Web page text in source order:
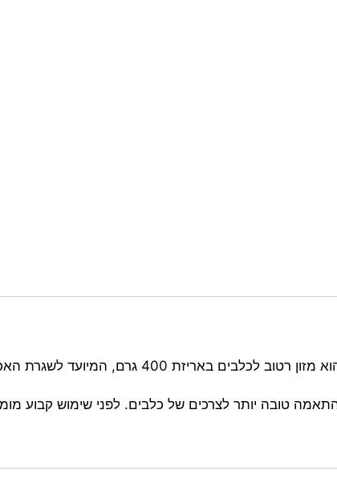
הוא מזון רטוב לכלבים באריזת
טובה יותר לצרכים של כלבים. לפני שימוש קבוע